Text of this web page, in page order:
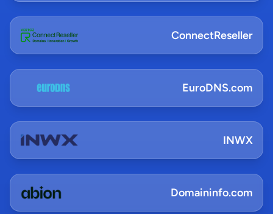
ConnectReseller
EuroDNS.com
INWX
Domaininfo.com